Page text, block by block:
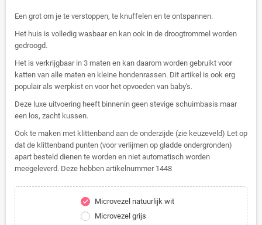
Een grot om je te verstoppen, te knuffelen en te ontspannen.
Het huis is volledig wasbaar en kan ook in de droogtrommel worden
gedroogd.
Het is verkrijgbaar in 3 maten en kan daarom worden gebruikt voor
katten van alle maten en kleine hondenrassen. Dit artikel is ook erg
populair als werpkist en voor het opvoeden van baby's.
Deze luxe uitvoering heeft binnenin geen stevige schuimbasis maar
een los, zacht kussen.
Ook te maken met klittenband aan de onderzijde (zie keuzeveld) Let op
dat de klittenband punten (voor verlijmen op gladde ondergronden)
apart besteld dienen te worden en niet automatisch worden
meegeleverd. Deze hebben artikelnummer 1448
check
Microvezel natuurlijk wit
Microvezel grijs